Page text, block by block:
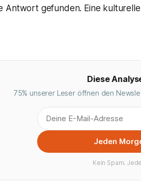
Antwort gefunden. Eine
Diese
75% unserer Leser öffnen den
Jeden
Kein Spam.